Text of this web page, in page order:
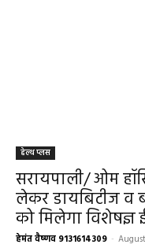
हेल्थ प्लस
सरायपाली/ ओम
लेकर डायबिटीज व
को मिलेगा विशेषज्ञ
हेमंत वैष्णव 9131614309 -